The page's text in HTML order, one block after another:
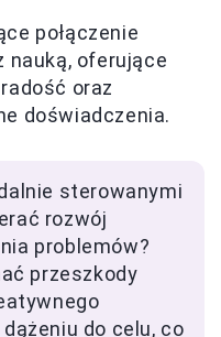
połączenie
nauką, oferujące
oraz
doświadczenia.
sterowanymi
rozwój
problemów?
przeszkody
do celu, co